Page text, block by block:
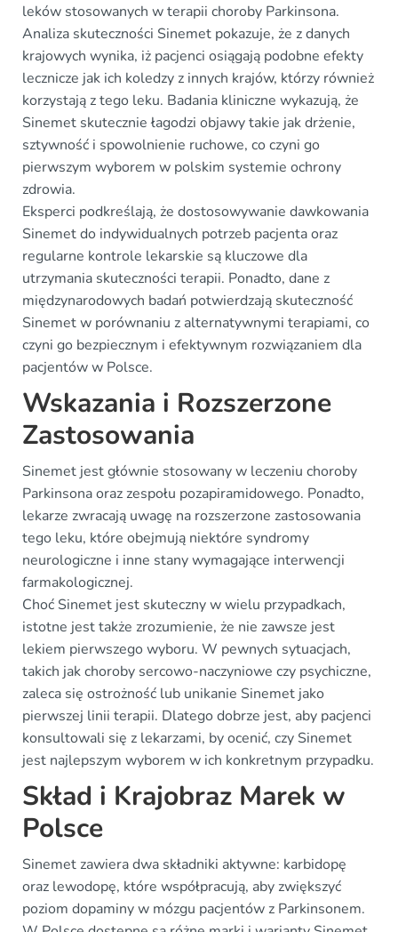
leków stosowanych w terapii choroby Parkinsona.
Analiza skuteczności Sinemet pokazuje, że z danych
krajowych wynika, iż pacjenci osiągają podobne efekty
lecznicze jak ich koledzy z innych krajów, którzy również
korzystają z tego leku. Badania kliniczne wykazują, że
Sinemet skutecznie łagodzi objawy takie jak drżenie,
sztywność i spowolnienie ruchowe, co czyni go
pierwszym wyborem w polskim systemie ochrony
zdrowia.
Eksperci podkreślają, że dostosowywanie dawkowania
Sinemet do indywidualnych potrzeb pacjenta oraz
regularne kontrole lekarskie są kluczowe dla
utrzymania skuteczności terapii. Ponadto, dane z
międzynarodowych badań potwierdzają skuteczność
Sinemet w porównaniu z alternatywnymi terapiami, co
czyni go bezpiecznym i efektywnym rozwiązaniem dla
pacjentów w Polsce.
Wskazania i Rozszerzone
Zastosowania
Sinemet jest głównie stosowany w leczeniu choroby
Parkinsona oraz zespołu pozapiramidowego. Ponadto,
lekarze zwracają uwagę na rozszerzone zastosowania
tego leku, które obejmują niektóre syndromy
neurologiczne i inne stany wymagające interwencji
farmakologicznej.
Choć Sinemet jest skuteczny w wielu przypadkach,
istotne jest także zrozumienie, że nie zawsze jest
lekiem pierwszego wyboru. W pewnych sytuacjach,
takich jak choroby sercowo-naczyniowe czy psychiczne,
zaleca się ostrożność lub unikanie Sinemet jako
pierwszej linii terapii. Dlatego dobrze jest, aby pacjenci
konsultowali się z lekarzami, by ocenić, czy Sinemet
jest najlepszym wyborem w ich konkretnym przypadku.
Skład i Krajobraz Marek w
Polsce
Sinemet zawiera dwa składniki aktywne: karbidopę
oraz lewodopę, które współpracują, aby zwiększyć
poziom dopaminy w mózgu pacjentów z Parkinsonem.